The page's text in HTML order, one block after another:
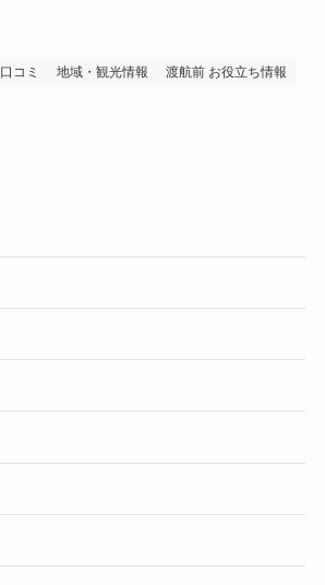
口コミ 地域・観光情報
渡航前 お役立ち情報